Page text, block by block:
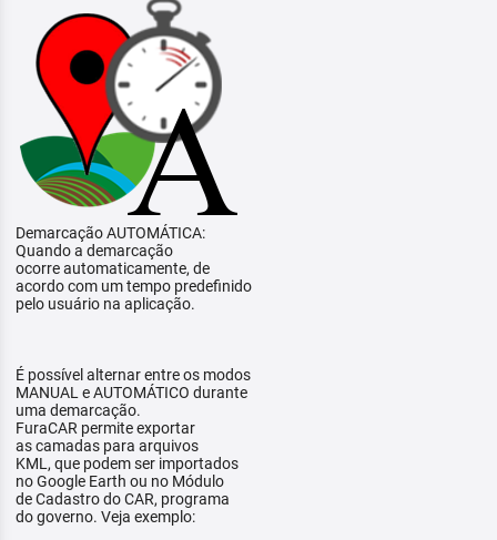
Demarcação AUTOMÁTICA:
Quando a demarcação
ocorre automaticamente, de
acordo com um tempo predefinido
pelo usuário na aplicação.
É possível alternar entre os modos
MANUAL e AUTOMÁTICO durante
uma demarcação.
FuraCAR permite exportar
as camadas para arquivos
KML, que podem ser importados
no Google Earth ou no Módulo
de Cadastro do CAR, programa
do governo. Veja exemplo: